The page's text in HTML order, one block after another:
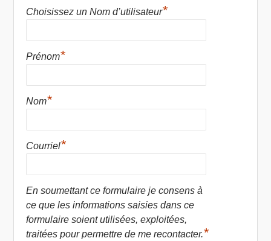
Choisissez un Nom d’utilisateur*
Prénom*
Nom*
Courriel*
En soumettant ce formulaire je consens à
ce que les informations saisies dans ce
formulaire soient utilisées, exploitées,
traitées pour permettre de me recontacter.*